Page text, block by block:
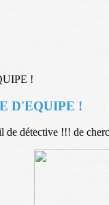
D'EQUIPE !
de détective !!! de